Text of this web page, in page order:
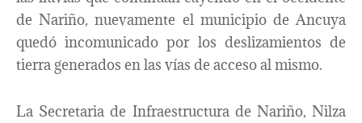
de Nariño, nuevamente el municipio de Ancuya
quedó incomunicado por los deslizamientos de
tierra generados en las vías de acceso al mismo.
La Secretaria de Infraestructura de Nariño, Nilza